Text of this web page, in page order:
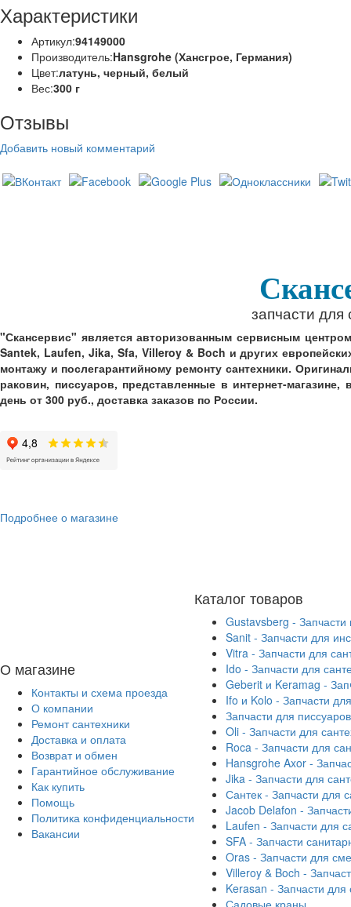
Характеристики
Артикул:94149000
Производитель:Hansgrohe (Хансгрое, Германия)
Цвет:латунь, черный, белый
Вес:300 г
Отзывы
Добавить новый комментарий
запчасти для
"Скансервис" является авторизованным сервисным
Santek, Laufen, Jika, Sfa, Villeroy & Boch и других
монтажу и послегарантийному ремонту сантехники.
раковин, писсуаров, представленные в интернет-
день от 300 руб., доставка заказов по России.
Подробнее о магазине
О магазине
Контакты и схема проезда
О компании
Ремонт сантехники
Доставка и оплата
Возврат и обмен
Гарантийное обслуживание
Как купить
Помощь
Политика конфиденциальности
Вакансии
Каталог товаров
Gustavsberg - Запчасти
Sanit - Запчасти для
Vitra - Запчасти для
Ido - Запчасти для
Geberit и Keramag -
Ifo и Kolo - Запчасти
Запчасти для писсуаров
Oli - Запчасти для
Roca - Запчасти для
Hansgrohe Axor -
Jika - Запчасти для
Сантек - Запчасти для
Jacob Delafon -
Laufen - Запчасти для
SFA - Запчасти
Oras - Запчасти для
Villeroy & Boch -
Kerasan - Запчасти для
Садовые краны